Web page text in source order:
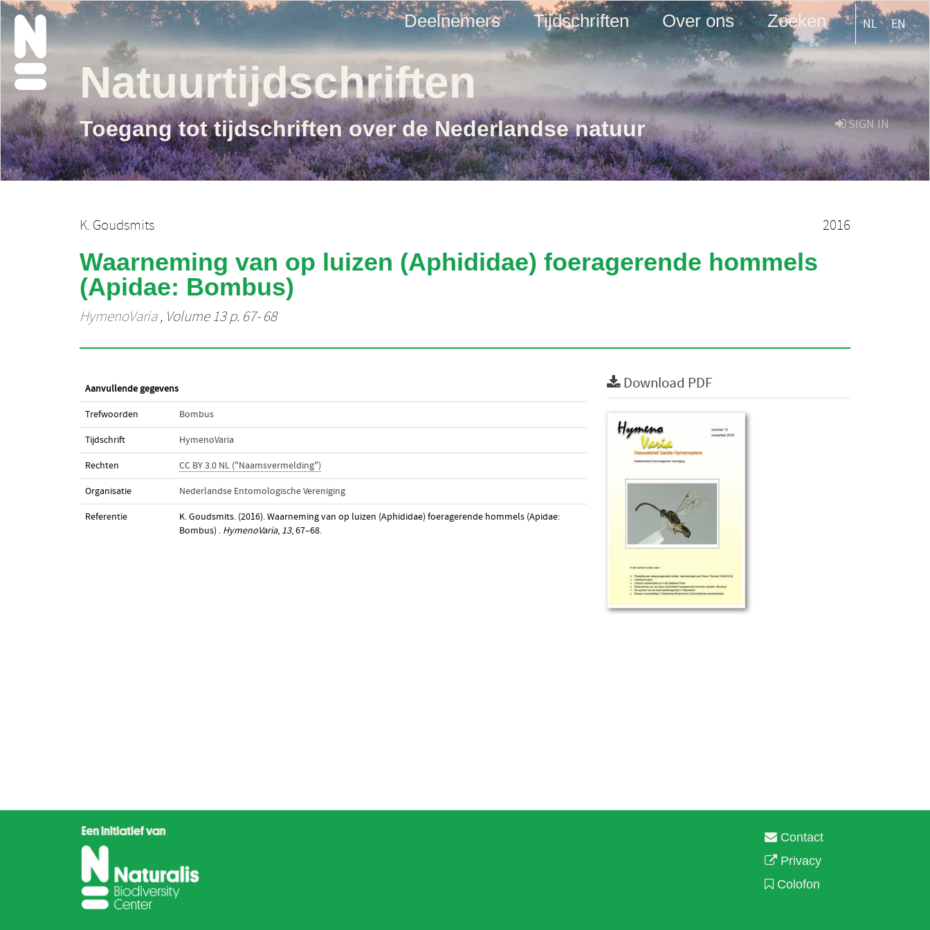
Deelnemers Tijdschriften Over ons Zoeken NL EN
SIGN IN
Natuurtijdschriften
Toegang tot tijdschriften over de Nederlandse natuur
K. Goudsmits 2016
Waarneming van op luizen (Aphididae) foeragerende hommels
(Apidae: Bombus)
HymenoVaria, Volume 13 p. 67- 68
Aanvullende gegevens
Trefwoorden Bombus
Tijdschrift HymenoVaria
Rechten CC BY 3.0 NL ("Naamsvermelding")
Organisatie Nederlandse Entomologische Vereniging
Referentie
K. Goudsmits. (2016). Waarneming van op luizen (Aphididae) foeragerende hommels (Apidae:
Bombus) . HymenoVaria, 13, 67–68.
Download PDF
Contact
Privacy
Colofon